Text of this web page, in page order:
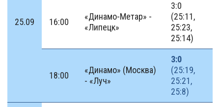
25.09 16:00
«Динамо-Метар» -
«Липецк»
3:0
(25:11,
25:23,
25:14)
18:00
«Динамо» (Москва)
- «Луч»
3:0
(25:19,
25:21,
25:8)